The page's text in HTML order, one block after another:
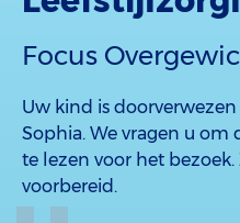
Focus
Uw kind is
Sophia. We vragen u om
te lezen voor het
voorbereid.